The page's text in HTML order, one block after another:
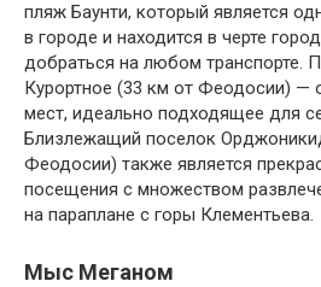
пляж Баунти, который является
в городе и находится в черте
добраться на любом транспорте.
Курортное (33 км от Феодосии) —
мест, идеально подходящее для
Близлежащий поселок
Феодосии) также является
посещения с множеством
на параплане с горы Клементьева.
Мыс Меганом